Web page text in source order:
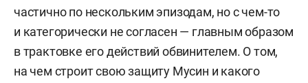
частично по нескольким эпизодам, но с чем-то
и категорически не согласен — главным образом
в трактовке его действий обвинителем. О том,
на чем строит свою защиту Мусин и какого